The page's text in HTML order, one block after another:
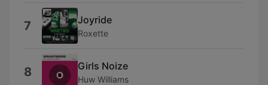
7 Joyride
Roxette
8 Girls Noize
Huw Williams